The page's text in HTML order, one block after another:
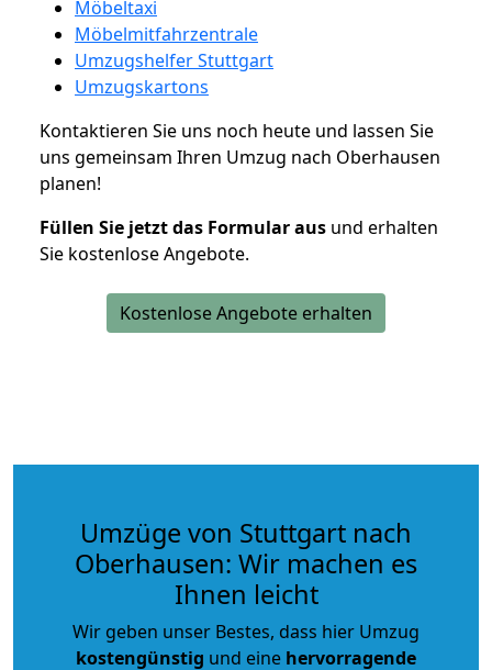
Möbeltaxi
Möbelmitfahrzentrale
Umzugshelfer Stuttgart
Umzugskartons
Kontaktieren Sie uns noch heute und lassen Sie
uns gemeinsam Ihren Umzug nach Oberhausen
planen!
Füllen Sie jetzt das Formular aus und erhalten
Sie kostenlose Angebote.
Kostenlose Angebote erhalten
Umzüge von Stuttgart nach
Oberhausen: Wir machen es
Ihnen leicht
Wir geben unser Bestes, dass hier Umzug
kostengünstig und eine hervorragende